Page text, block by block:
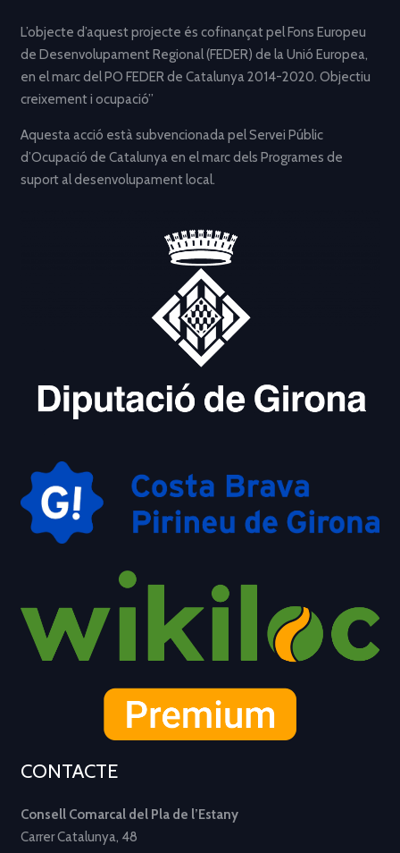
L’objecte d’aquest projecte és cofinançat pel Fons Europeu
de Desenvolupament Regional (FEDER) de la Unió Europea,
en el marc del PO FEDER de Catalunya 2014-2020. Objectiu
creixement i ocupació”
Aquesta acció està subvencionada pel Servei Públic
d’Ocupació de Catalunya en el marc dels Programes de
suport al desenvolupament local.
CONTACTE
Consell Comarcal del Pla de l’Estany
Carrer Catalunya, 48